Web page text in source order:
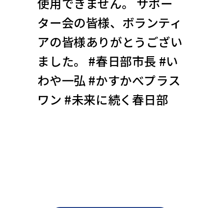
ター会の皆様、ボランティ
アの皆様ありがとうござい
ました。 #春日部市長 #い
わや一弘 #かすかべプラス
ワン #未来に続く春日部